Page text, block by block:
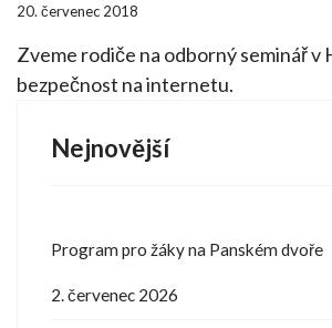
20. červenec 2018
Zveme rodiče na odborný seminář v
bezpečnost na internetu.
Nejnovější
Program pro žáky na Panském dvoře
2. červenec 2026